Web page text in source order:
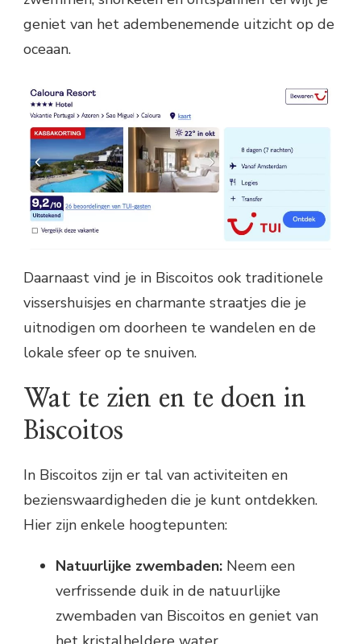
geniet van het adembenemende uitzicht op de
oceaan.
Daarnaast vind je in Biscoitos ook traditionele
vissershuisjes en charmante straatjes die je
uitnodigen om doorheen te wandelen en de
lokale sfeer op te snuiven.
Wat te zien en te doen in
Biscoitos
In Biscoitos zijn er tal van activiteiten en
bezienswaardigheden die je kunt ontdekken.
Hier zijn enkele hoogtepunten:
Natuurlijke zwembaden: Neem een
verfrissende duik in de natuurlijke
zwembaden van Biscoitos en geniet van